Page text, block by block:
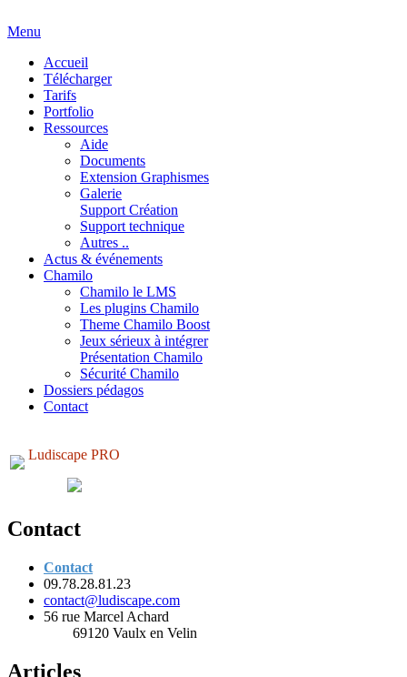
Menu
Accueil
Télécharger
Tarifs
Portfolio
Ressources
Aide
Documents
Extension Graphismes
Galerie
Support Création
Support technique
Autres ..
Actus & événements
Chamilo
Chamilo le LMS
Les plugins Chamilo
Theme Chamilo Boost
Jeux sérieux à intégrer
Présentation Chamilo
Sécurité Chamilo
Dossiers pédagos
Contact
Ludiscape PRO
Contact
Contact
09.78.28.81.23
contact@ludiscape.com
56 rue Marcel Achard
69120 Vaulx en Velin
Articles